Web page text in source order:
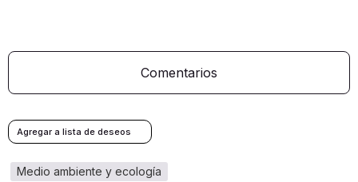
Comentarios
medio ambiente y ecología